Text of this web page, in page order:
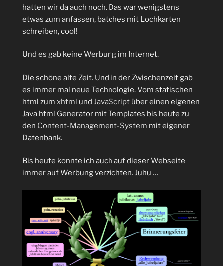
hatten wir da auch noch. Das war wenigstens
etwas zum anfassen, batches mit Lochkarten
schreiben, cool!
Und es gab keine Werbung im Internet.
Die schöne alte Zeit. Und in der Zwischenzeit gab
es immer mal neue Technologie. Vom statischen
html zum xhtml und JavaScript über einen eigenen
Java html Generator mit Templates bis heute zu
den Content-Management-System mit eigener
Datenbank.
Bis heute konnte ich auch auf dieser Webseite
immer auf Werbung verzichten. Juhu …